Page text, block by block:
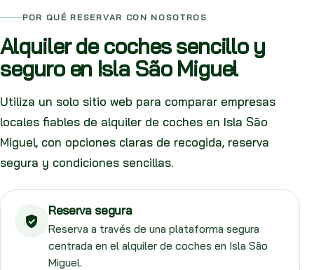
POR QUÉ RESERVAR CON NOSOTROS
Alquiler de coches sencillo y
seguro en Isla São Miguel
Utiliza un solo sitio web para comparar empresas
locales fiables de alquiler de coches en Isla São
Miguel, con opciones claras de recogida, reserva
segura y condiciones sencillas.
Reserva segura
Reserva a través de una plataforma segura
centrada en el alquiler de coches en Isla São
Miguel.